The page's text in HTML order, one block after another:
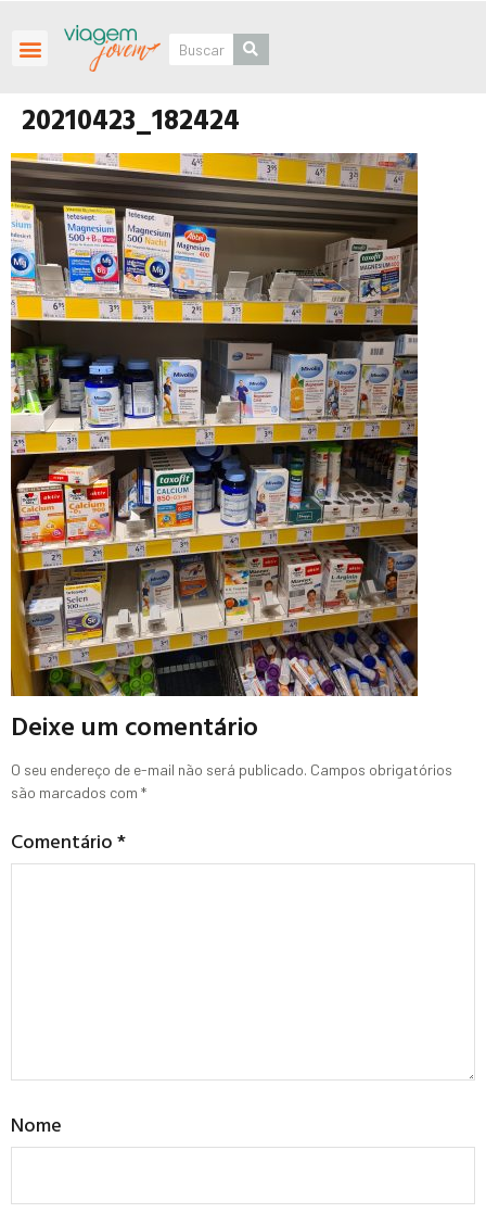
20210423_182424
Deixe um comentário
O seu endereço de e-mail não será publicado. Campos obrigatórios
são marcados com *
Comentário*
Nome